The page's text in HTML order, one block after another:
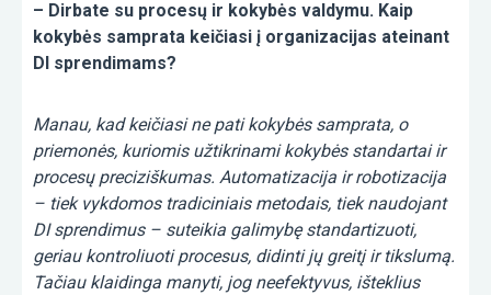
– Dirbate su procesų ir kokybės valdymu. Kaip
kokybės samprata keičiasi į organizacijas ateinant
DI sprendimams?
Manau, kad keičiasi ne pati kokybės samprata, o
priemonės, kuriomis užtikrinami kokybės standartai ir
procesų preciziškumas. Automatizacija ir robotizacija
– tiek vykdomos tradiciniais metodais, tiek naudojant
DI sprendimus – suteikia galimybę standartizuoti,
geriau kontroliuoti procesus, didinti jų greitį ir tikslumą.
Tačiau klaidinga manyti, jog neefektyvus, išteklius